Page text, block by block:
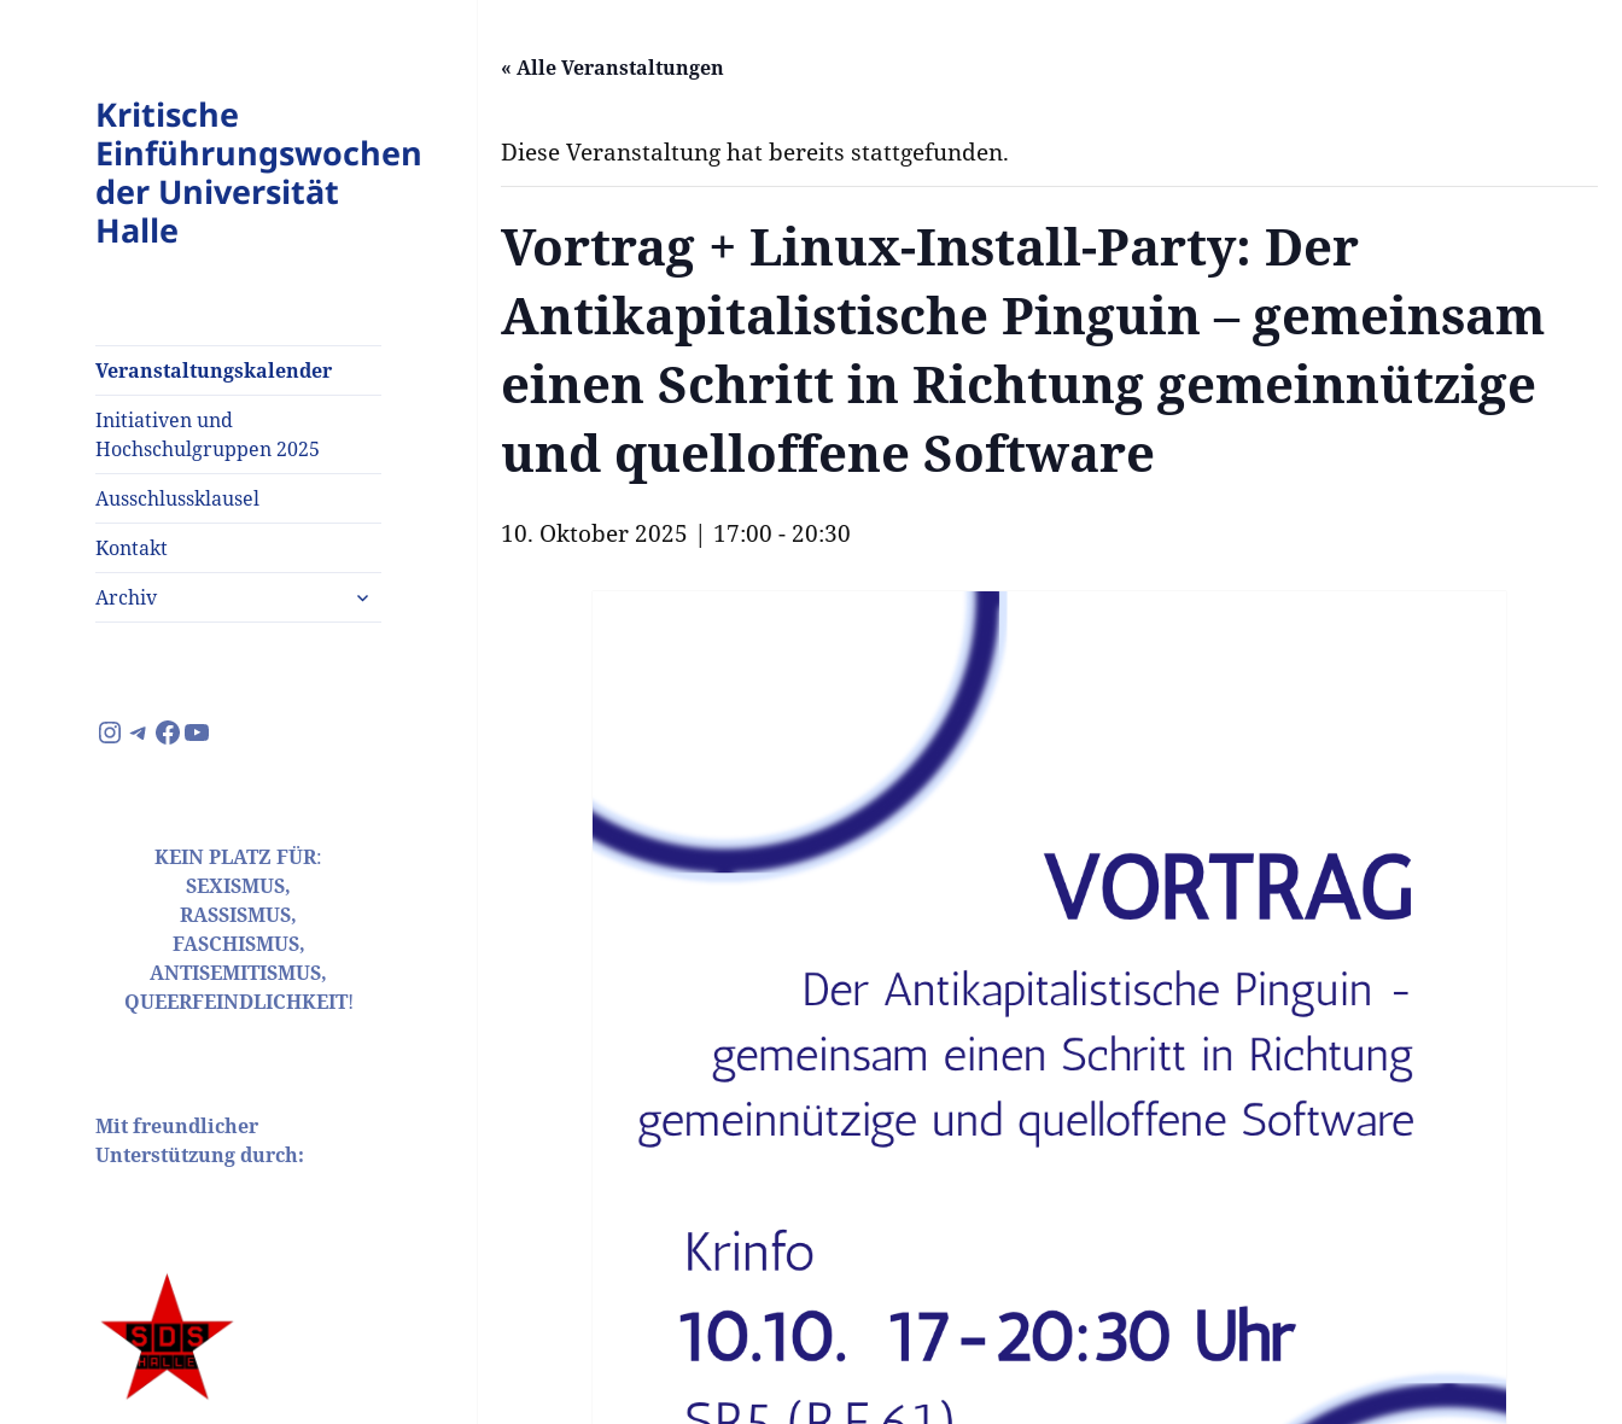
Kritische
Einführungswochen
der Universität
Halle
Veranstaltungskalender
Initiativen und
Hochschulgruppen 2025
Ausschlussklausel
Kontakt
Archiv
untermenü
anzeigen
Instagram
Telegram
Facebook
YouTube
KEIN PLATZ FÜR:
SEXISMUS,
RASSISMUS,
FASCHISMUS,
ANTISEMITISMUS,
QUEERFEINDLICHKEIT!
Mit freundlicher
Unterstützung durch:
« Alle Veranstaltungen
Diese Veranstaltung hat bereits stattgefunden.
Vortrag + Linux-Install-Party: Der
Antikapitalistische Pinguin – gemeinsam
einen Schritt in Richtung gemeinnützige
und quelloffene Software
10. Oktober 2025 | 17:00 - 20:30